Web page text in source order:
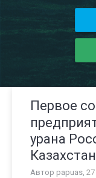
Первое
урана
Автор papuas,